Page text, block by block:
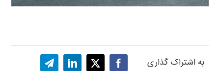
به اشتراک گذاری